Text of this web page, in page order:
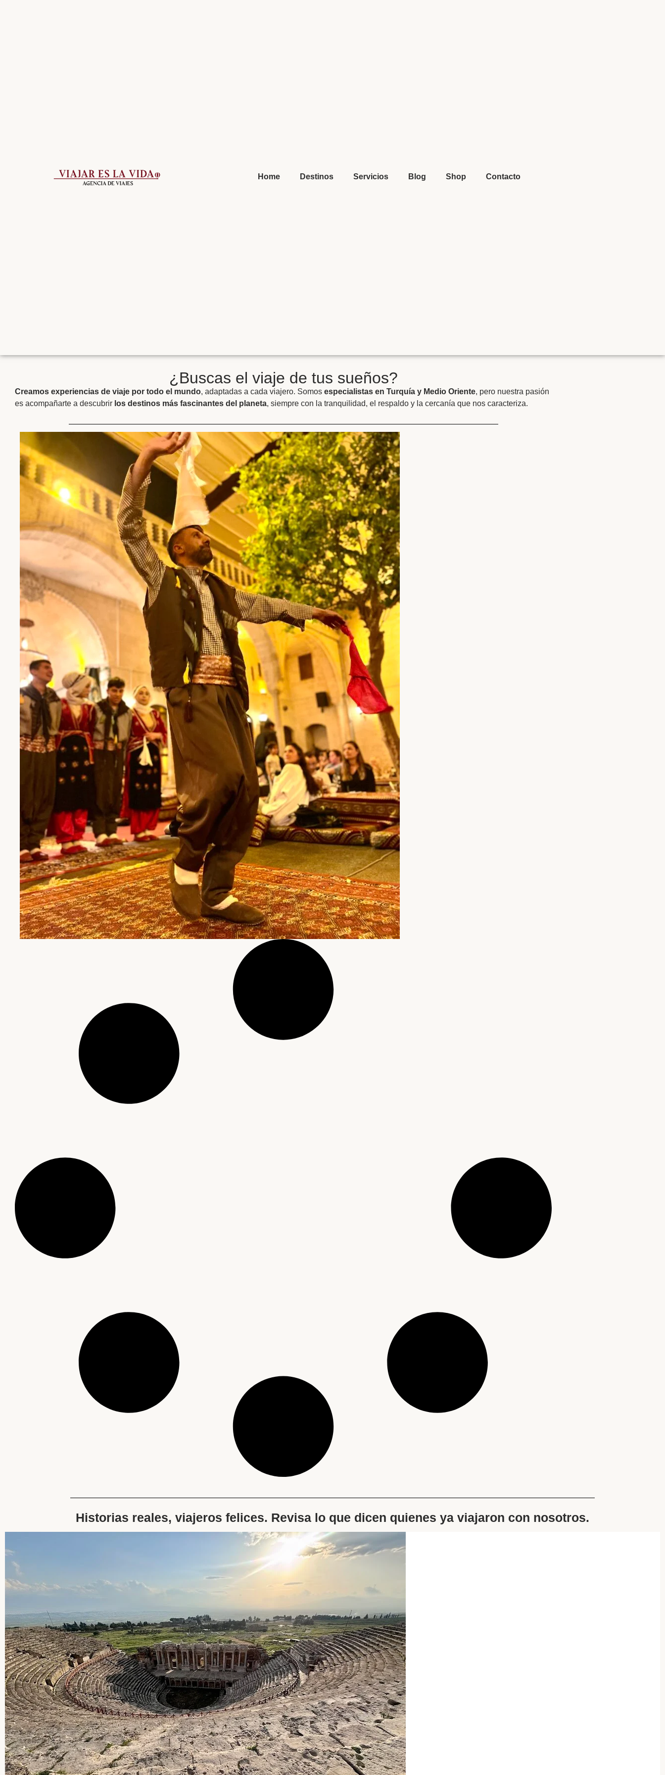
Home Destinos Servicios Blog Shop Contacto
¿Buscas el viaje de tus sueños?
Creamos experiencias de viaje por todo el mundo, adaptadas a cada viajero. Somos especialistas en Turquía y Medio Oriente, pero nuestra pasión
es acompañarte a descubrir los destinos más fascinantes del planeta, siempre con la tranquilidad, el respaldo y la cercanía que nos caracteriza.
Historias reales, viajeros felices. Revisa lo que dicen quienes ya viajaron con nosotros.